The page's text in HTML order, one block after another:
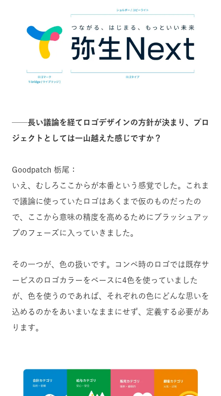
──長い議論を経てロゴデザインの方針が決まり、プロ
ジェクトとしては一山越えた感じですか？
Goodpatch 栃尾：
いえ、むしろここからが本番という感覚でした。これま
で議論に使っていたロゴはあくまで仮のものだったの
で、ここから意味の精度を高めるためにブラッシュアッ
プのフェーズに入っていきました。
その一つが、色の扱いです。コンペ時のロゴでは既存サ
ービスのロゴカラーをベースに4色を使っていました
が、色を使うのであれば、それぞれの色にどんな思いを
込めるのかをあいまいなままにせず、定義する必要があ
ります。